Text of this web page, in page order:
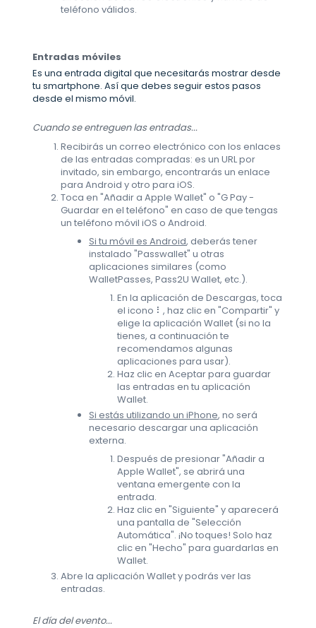
teléfono válidos.
Entradas móviles
Es una entrada digital que necesitarás mostrar desde
tu smartphone. Así que debes seguir estos pasos
desde el mismo móvil.
Cuando se entreguen las entradas...
Recibirás un correo electrónico con los enlaces
de las entradas compradas: es un URL por
invitado, sin embargo, encontrarás un enlace
para Android y otro para iOS.
Toca en "Añadir a Apple Wallet" o "G Pay -
Guardar en el teléfono" en caso de que tengas
un teléfono móvil iOS o Android.
Si tu móvil es Android, deberás tener
instalado "Passwallet" u otras
aplicaciones similares (como
WalletPasses, Pass2U Wallet, etc.).
En la aplicación de Descargas, toca
el icono ⠇, haz clic en "Compartir" y
elige la aplicación Wallet (si no la
tienes, a continuación te
recomendamos algunas
aplicaciones para usar).
Haz clic en Aceptar para guardar
las entradas en tu aplicación
Wallet.
Si estás utilizando un iPhone, no será
necesario descargar una aplicación
externa.
Después de presionar "Añadir a
Apple Wallet", se abrirá una
ventana emergente con la
entrada.
Haz clic en "Siguiente" y aparecerá
una pantalla de "Selección
Automática". ¡No toques! Solo haz
clic en "Hecho" para guardarlas en
Wallet.
Abre la aplicación Wallet y podrás ver las
entradas.
El día del evento...